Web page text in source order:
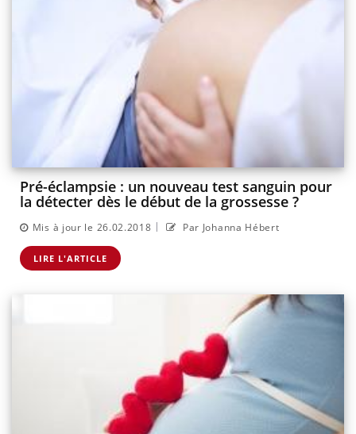
Pré-éclampsie : un nouveau test sanguin pour
la détecter dès le début de la grossesse ?
Mis à jour le 26.02.2018 | Par Johanna Hébert
LIRE L'ARTICLE